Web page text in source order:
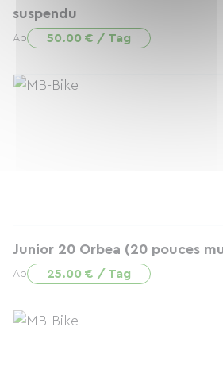
suspendu
Ab 50.00 € / Tag
Junior 20 Orbea (20 pouces
Ab 25.00 € / Tag